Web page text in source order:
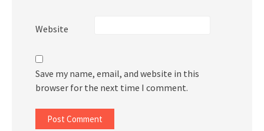
Website
Save my name, email, and website in this
browser for the next time I comment.